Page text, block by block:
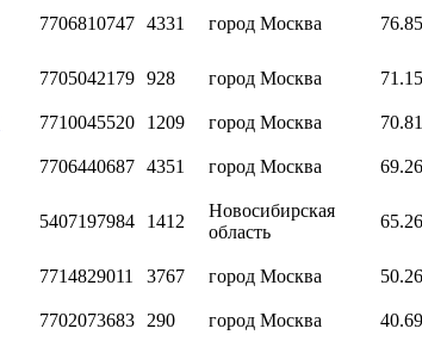
7706810747 4331 город Москва 76.85
7705042179 928 город Москва 71.15
7710045520 1209 город Москва 70.81
7706440687 4351 город Москва 69.26
5407197984 1412
Новосибирская
область
65.26
7714829011 3767 город Москва 50.26
7702073683 290 город Москва 40.69